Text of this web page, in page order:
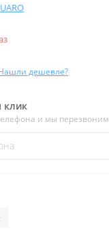
дешевле?
клик
и мы перезвоним